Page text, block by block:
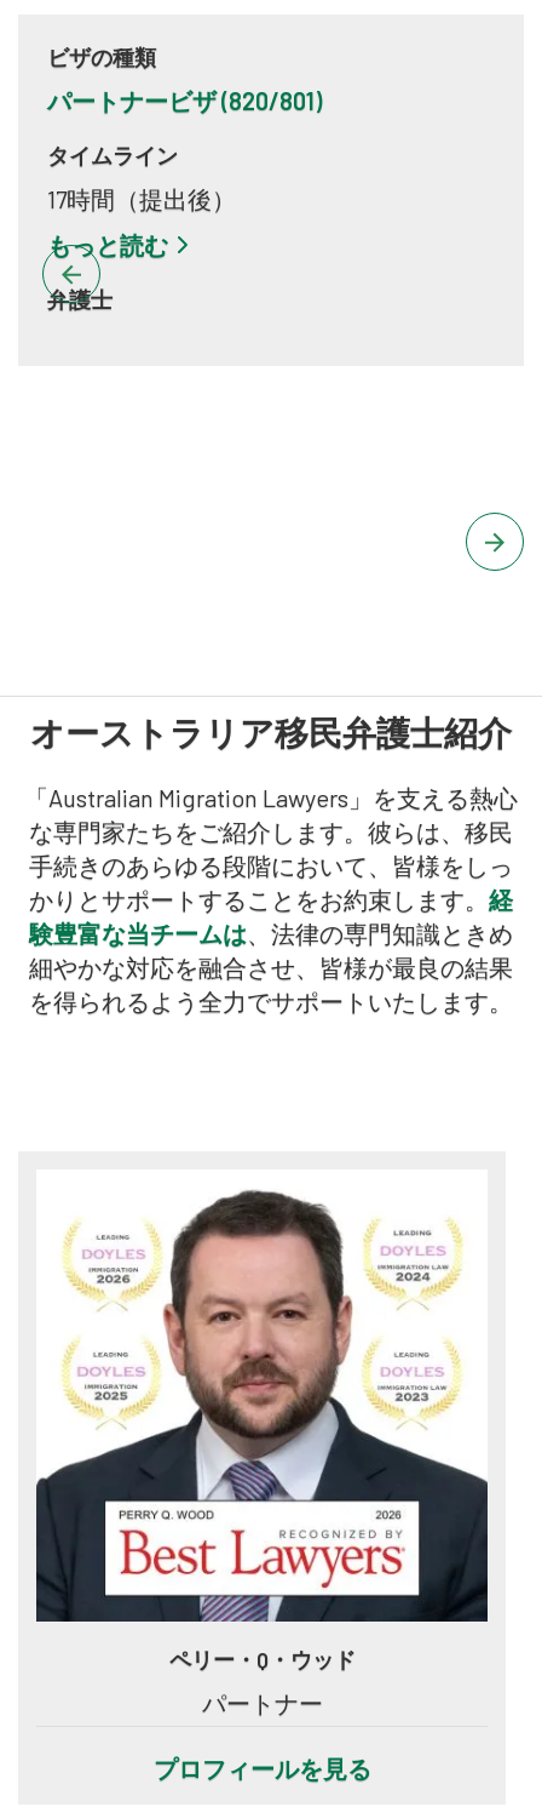
ビザの種類
パートナービザ (820/801)
タイムライン
17時間（提出後）
もっと読む
弁護士
オーストラリア移民弁護士紹介
「Australian Migration Lawyers」を支える熱心
な専門家たちをご紹介します。彼らは、移民
手続きのあらゆる段階において、皆様をしっ
かりとサポートすることをお約束します。 経
験豊富な当チームは、法律の専門知識ときめ
細やかな対応を融合させ、皆様が最良の結果
を得られるよう全力でサポートいたします。
ペリー・Q・ウッド
パートナー
プロフィールを見る